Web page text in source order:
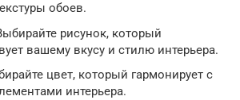
обоев.
рисунок, который
вашему вкусу и стилю интерьера.
цвет, который гармонирует с
интерьера.